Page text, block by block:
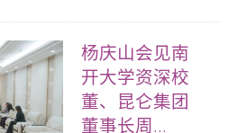
杨庆山会见南
开大学资深校
董、昆仑集团
董事长周...